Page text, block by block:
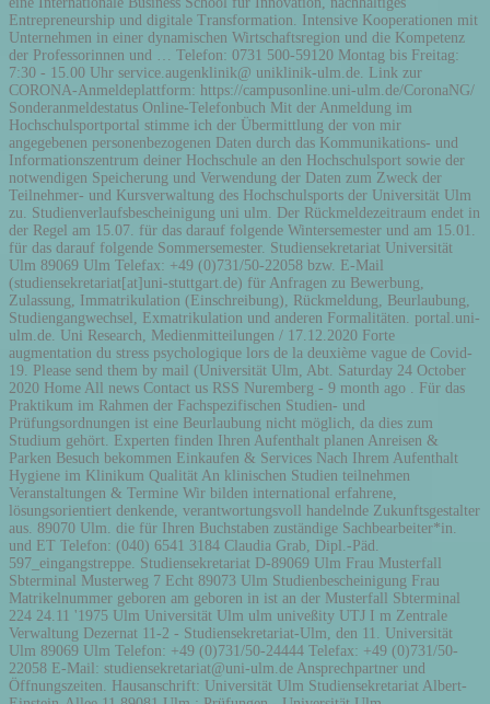
Entrepreneurship und digitale Transformation. Intensive Kooperationen mit
Unternehmen in einer dynamischen Wirtschaftsregion und die Kompetenz
der Professorinnen und … Telefon: 0731 500-59120 Montag bis Freitag:
7:30 - 15.00 Uhr service.augenklinik@ uniklinik-ulm.de. Link zur
CORONA-Anmeldeplattform: https://campusonline.uni-ulm.de/CoronaNG/
Sonderanmeldestatus Online-Telefonbuch Mit der Anmeldung im
Hochschulsportportal stimme ich der Übermittlung der von mir
angegebenen personenbezogenen Daten durch das Kommunikations- und
Informationszentrum deiner Hochschule an den Hochschulsport sowie der
notwendigen Speicherung und Verwendung der Daten zum Zweck der
Teilnehmer- und Kursverwaltung des Hochschulsports der Universität Ulm
zu. Studienverlaufsbescheinigung uni ulm. Der Rückmeldezeitraum endet in
der Regel am 15.07. für das darauf folgende Wintersemester und am 15.01.
für das darauf folgende Sommersemester. Studiensekretariat Universität
Ulm 89069 Ulm Telefax: +49 (0)731/50-22058 bzw. E-Mail
(studiensekretariat[at]uni-stuttgart.de) für Anfragen zu Bewerbung,
Zulassung, Immatrikulation (Einschreibung), Rückmeldung, Beurlaubung,
Studiengangwechsel, Exmatrikulation und anderen Formalitäten. portal.uni-
ulm.de. Uni Research, Medienmitteilungen / 17.12.2020 Forte
augmentation du stress psychologique lors de la deuxième vague de Covid-
19. Please send them by mail (Universität Ulm, Abt. Saturday 24 October
2020 Home All news Contact us RSS Nuremberg - 9 month ago . Für das
Praktikum im Rahmen der Fachspezifischen Studien- und
Prüfungsordnungen ist eine Beurlaubung nicht möglich, da dies zum
Studium gehört. Experten finden Ihren Aufenthalt planen Anreisen &
Parken Besuch bekommen Einkaufen & Services Nach Ihrem Aufenthalt
Hygiene im Klinikum Qualität An klinischen Studien teilnehmen
Veranstaltungen & Termine Wir bilden international erfahrene,
lösungsorientiert denkende, verantwortungsvoll handelnde Zukunftsgestalter
aus. 89070 Ulm. die für Ihren Buchstaben zuständige Sachbearbeiter*in.
und ET Telefon: (040) 6541 3184 Claudia Grab, Dipl.-Päd.
597_eingangstreppe. Studiensekretariat D-89069 Ulm Frau Musterfall
Sbterminal Musterweg 7 Echt 89073 Ulm Studienbescheinigung Frau
Matrikelnummer geboren am geboren in ist an der Musterfall Sbterminal
224 24.11 '1975 Ulm Universität Ulm ulm univeßity UTJ I m Zentrale
Verwaltung Dezernat 11-2 - Studiensekretariat-Ulm, den 11. Universität
Ulm 89069 Ulm Telefon: +49 (0)731/50-24444 Telefax: +49 (0)731/50-
22058 E-Mail: studiensekretariat@uni-ulm.de Ansprechpartner und
Öffnungszeiten. Hausanschrift: Universität Ulm Studiensekretariat Albert-